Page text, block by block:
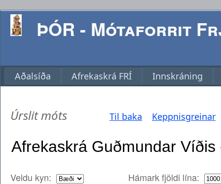
ÞÓR - Mótaforrit
Aðalsíða Afrekaskrá FRÍ Innskráning
Úrslit móts Til baka Keppnisgreinar
Veldu kyn:
Hámark fjöldi lína: